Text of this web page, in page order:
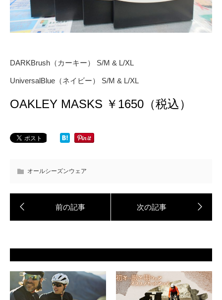
DARKBrush（カーキー） S/M & L/XL
UniversalBlue（ネイビー） S/M & L/XL
OAKLEY MASKS ￥1650（税込）
オールシーズンウェア